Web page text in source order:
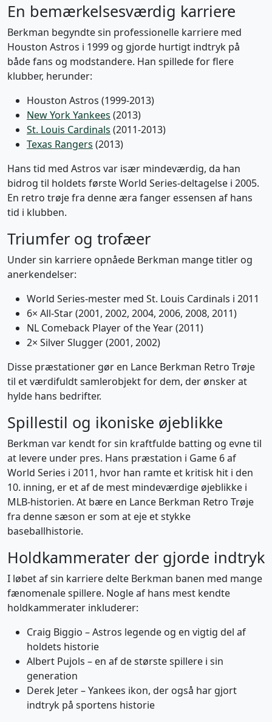
En bemærkelsesværdig karriere
Berkman begyndte sin professionelle karriere med
Houston Astros i 1999 og gjorde hurtigt indtryk på
både fans og modstandere. Han spillede for flere
klubber, herunder:
Houston Astros (1999-2013)
New York Yankees (2013)
St. Louis Cardinals (2011-2013)
Texas Rangers (2013)
Hans tid med Astros var især mindeværdig, da han
bidrog til holdets første World Series-deltagelse i 2005.
En retro trøje fra denne æra fanger essensen af hans
tid i klubben.
Triumfer og trofæer
Under sin karriere opnåede Berkman mange titler og
anerkendelser:
World Series-mester med St. Louis Cardinals i 2011
6× All-Star (2001, 2002, 2004, 2006, 2008, 2011)
NL Comeback Player of the Year (2011)
2× Silver Slugger (2001, 2002)
Disse præstationer gør en Lance Berkman Retro Trøje
til et værdifuldt samlerobjekt for dem, der ønsker at
hylde hans bedrifter.
Spillestil og ikoniske øjeblikke
Berkman var kendt for sin kraftfulde batting og evne til
at levere under pres. Hans præstation i Game 6 af
World Series i 2011, hvor han ramte et kritisk hit i den
10. inning, er et af de mest mindeværdige øjeblikke i
MLB-historien. At bære en Lance Berkman Retro Trøje
fra denne sæson er som at eje et stykke
baseballhistorie.
Holdkammerater der gjorde indtryk
I løbet af sin karriere delte Berkman banen med mange
fænomenale spillere. Nogle af hans mest kendte
holdkammerater inkluderer:
Craig Biggio – Astros legende og en vigtig del af
holdets historie
Albert Pujols – en af de største spillere i sin
generation
Derek Jeter – Yankees ikon, der også har gjort
indtryk på sportens historie